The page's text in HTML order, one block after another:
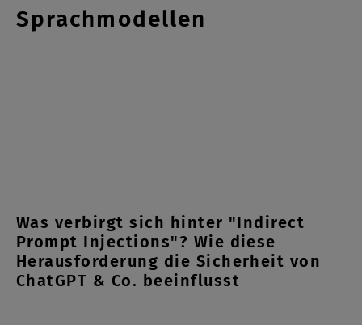
Sprachmodellen
Was verbirgt sich hinter "Indirect
Prompt Injections"? Wie diese
Herausforderung die Sicherheit von
ChatGPT & Co. beeinflusst